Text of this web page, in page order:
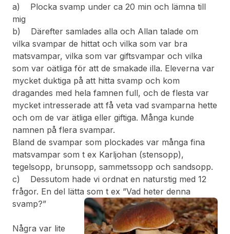
a) Plocka svamp under ca 20 min och lämna till
mig
b) Därefter samlades alla och Allan talade om
vilka svampar de hittat och vilka som var bra
matsvampar, vilka som var giftsvampar och vilka
som var oätliga för att de smakade illa. Eleverna var
mycket duktiga på att hitta svamp och kom
dragandes med hela famnen full, och de flesta var
mycket intresserade att få veta vad svamparna hette
och om de var ätliga eller giftiga. Många kunde
namnen på flera svampar.
Bland de svampar som plockades var många fina
matsvampar som t ex Karljohan (stensopp),
tegelsopp, brunsopp, sammetssopp och sandsopp.
c) Dessutom hade vi ordnat en naturstig med 12
frågor. En del lätta som t ex ”Vad heter denna
svamp?”
Några var lite